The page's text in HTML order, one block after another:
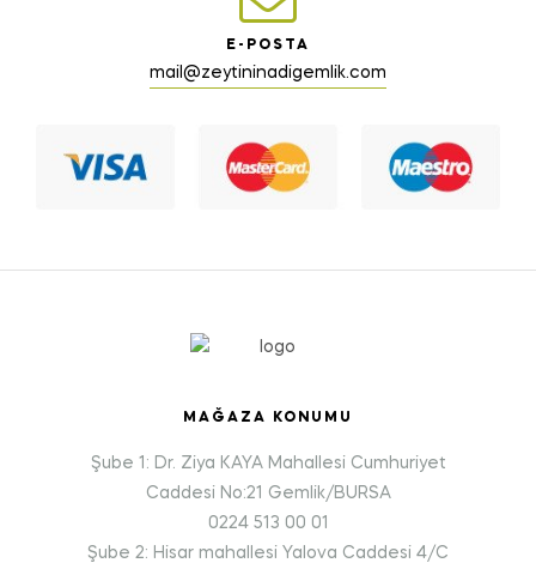
E-POSTA
mail@zeytininadigemlik.com
MAĞAZA KONUMU
Şube 1: Dr. Ziya KAYA Mahallesi Cumhuriyet
Caddesi No:21 Gemlik/BURSA
0224 513 00 01
Şube 2: Hisar mahallesi Yalova Caddesi 4/C